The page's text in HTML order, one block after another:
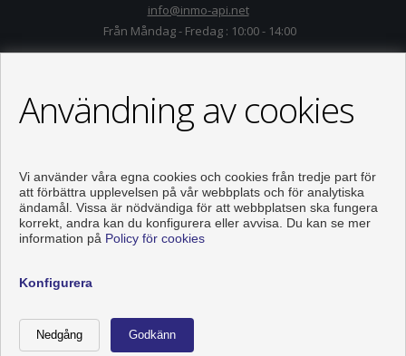
info@inmo-api.net
Från Måndag - Fredag : 10:00 - 14:00
Våningen och hus till salu i Torrevieja
Utvecklad av
Användning av cookies
Vi använder våra egna cookies och cookies från tredje part för
att förbättra upplevelsen på vår webbplats och för analytiska
ändamål. Vissa är nödvändiga för att webbplatsen ska fungera
korrekt, andra kan du konfigurera eller avvisa. Du kan se mer
information på Policy för cookies
Konfigurera